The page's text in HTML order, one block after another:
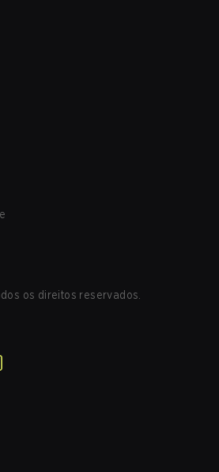
os direitos reservados.